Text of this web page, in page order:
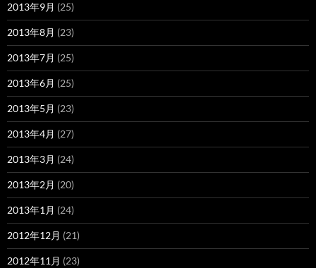
2013年9月 (25)
2013年8月 (23)
2013年7月 (25)
2013年6月 (25)
2013年5月 (23)
2013年4月 (27)
2013年3月 (24)
2013年2月 (20)
2013年1月 (24)
2012年12月 (21)
2012年11月 (23)